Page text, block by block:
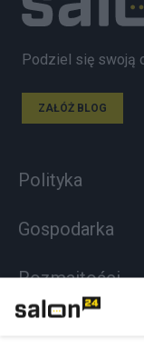
Podziel się swoją
ZAŁÓŻ BLOG
Polityka
Gospodarka
Rozmaitości